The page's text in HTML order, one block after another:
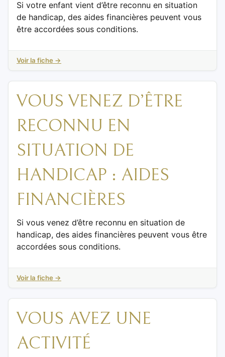
Si votre enfant vient d’être reconnu en situation
de handicap, des aides financières peuvent vous
être accordées sous conditions.
Voir la fiche →
VOUS VENEZ D’ÊTRE
RECONNU EN
SITUATION DE
HANDICAP : AIDES
FINANCIÈRES
Si vous venez d’être reconnu en situation de
handicap, des aides financières peuvent vous être
accordées sous conditions.
Voir la fiche →
VOUS AVEZ UNE
ACTIVITÉ